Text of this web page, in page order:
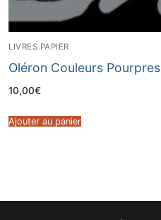
LIVRES PAPIER
Oléron Couleurs Pourpres
10,00€
Ajouter au panier